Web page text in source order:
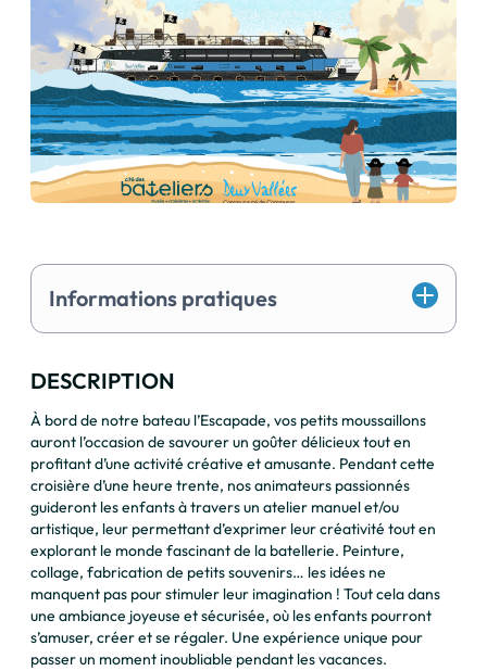
Informations pratiques
DESCRIPTION
À bord de notre bateau l’Escapade, vos petits moussaillons
auront l’occasion de savourer un goûter délicieux tout en
profitant d’une activité créative et amusante. Pendant cette
croisière d’une heure trente, nos animateurs passionnés
guideront les enfants à travers un atelier manuel et/ou
artistique, leur permettant d’exprimer leur créativité tout en
explorant le monde fascinant de la batellerie. Peinture,
collage, fabrication de petits souvenirs… les idées ne
manquent pas pour stimuler leur imagination ! Tout cela dans
une ambiance joyeuse et sécurisée, où les enfants pourront
s’amuser, créer et se régaler. Une expérience unique pour
passer un moment inoubliable pendant les vacances.